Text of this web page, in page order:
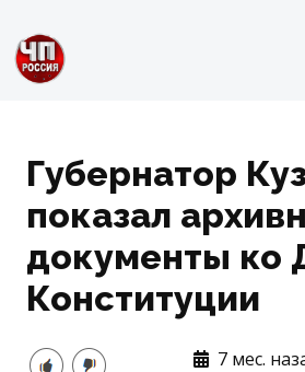
Губернатор
показал
документы ко
Конституции
7 мес.